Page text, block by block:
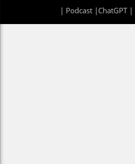
| Podcast| ChatGPT|